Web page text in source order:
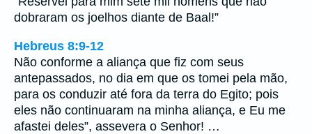
dobraram os joelhos diante de Baal!”
Hebreus 8:9-12
Não conforme a aliança que fiz com seus
antepassados, no dia em que os tomei pela mão,
para os conduzir até fora da terra do Egito; pois
eles não continuaram na minha aliança, e Eu me
afastei deles”, assevera o Senhor! …